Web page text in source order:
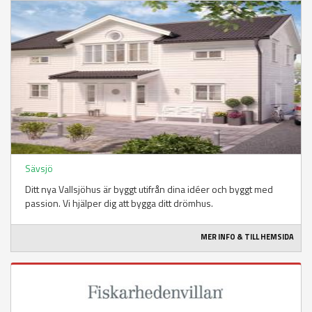
Sävsjö
Ditt nya Vallsjöhus är byggt utifrån dina idéer och byggt med
passion. Vi hjälper dig att bygga ditt drömhus.
MER INFO & TILL HEMSIDA